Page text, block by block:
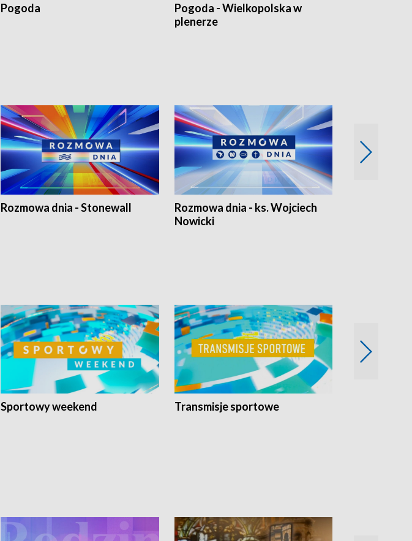
Pogoda
Pogoda - Wielkopolska w
plenerze
Rozmowa dnia - Stonewall
Rozmowa dnia - ks. Wojciech
Nowicki
Sportowy weekend Transmisje sportowe